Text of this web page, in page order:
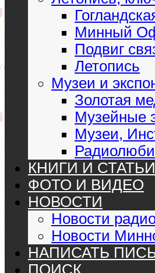
Минный
Подвиг
Летопись
Музеи и
Золотая
Музейные
Музеи,
КНИГИ И СТАТЬИ
ФОТО И ВИДЕО
НОВОСТИ
Новости
Новости
НАПИСАТЬ
ПОИСК